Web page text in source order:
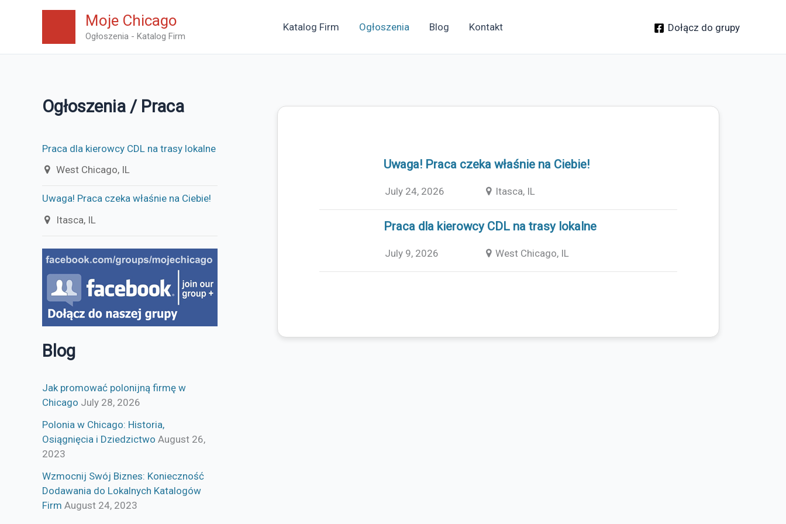
Moje Chicago
Ogłoszenia - Katalog Firm
Katalog Firm Ogłoszenia Blog Kontakt Dołącz do grupy
Ogłoszenia / Praca
Praca dla kierowcy CDL na trasy lokalne
West Chicago, IL
Uwaga! Praca czeka właśnie na Ciebie!
Itasca, IL
Blog
Jak promować polonijną firmę w
Chicago July 28, 2026
Polonia w Chicago: Historia,
Osiągnięcia i Dziedzictwo August 26,
2023
Wzmocnij Swój Biznes: Konieczność
Dodawania do Lokalnych Katalogów
Firm August 24, 2023
Uwaga! Praca czeka właśnie na Ciebie!
July 24, 2026 Itasca, IL
Praca dla kierowcy CDL na trasy lokalne
July 9, 2026 West Chicago, IL